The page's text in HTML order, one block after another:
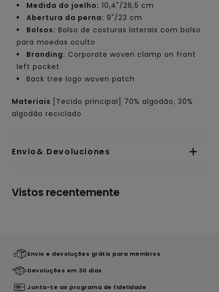
Medida do joelho: 10,4"/26,5 cm
Abertura da perna: 9"/23 cm
Bolsos: Bolso de costuras laterais com bolso
para moedas oculto
Branding: Corporate woven clamp on front
left pocket
Back tree logo woven patch
Materiais
[Tecido principal] 70% algodão, 30%
algodão reciclado
Envio& Devoluciones
Vistos recentemente
Envio e devoluções grátis para membros
Devoluções em 30 dias
Junta-te ao programa de fidelidade